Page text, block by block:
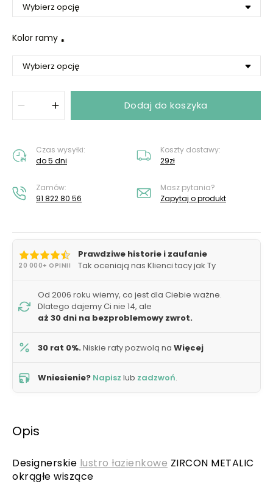
Kolor ramy *
Dodaj do koszyka
Czas wysyłki:
do 5 dni
Koszty dostawy:
29zł
Zamów:
91 822 80 56
Masz pytania?
Zapytaj o produkt
20 000+ OPINII
Prawdziwe historie i zaufanie
Tak oceniają nas Klienci tacy jak Ty
Od 2006 roku wiemy, co jest dla Ciebie ważne.
Dlatego dajemy Ci nie 14, ale
aż 30 dni na bezproblemowy zwrot.
30 rat 0%.Niskie raty pozwolą na Więcej
Wniesienie? Napisz lub zadzwoń.
Opis
Designerskie lustro łazienkowe ZIRCON METALIC
okrągłe wiszące